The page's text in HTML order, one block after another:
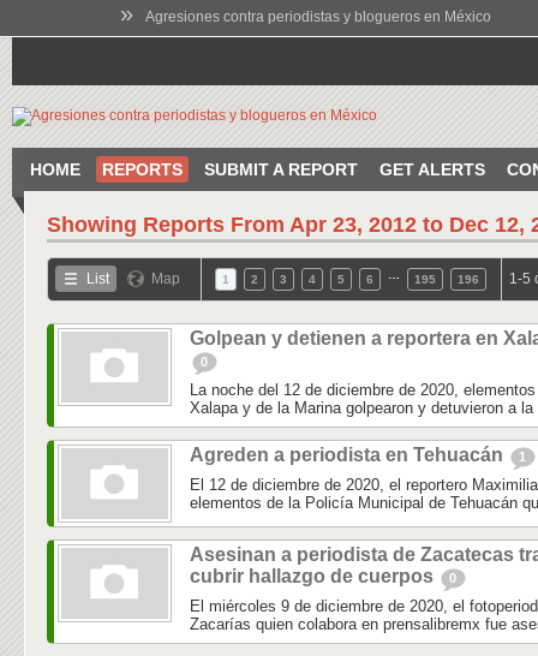
» Agresiones contra periodistas y blogueros en México
HOME REPORTS SUBMIT A REPORT GET ALERTS
Showing Reports From Apr 23, 2012 to Dec 12,
List Map 1 2 3 4 5 6 195 196 1-5
Golpean y detienen a reportera en
0
La noche del 12 de diciembre de 2020,
Xalapa y de la Marina golpearon y detuvieron a la
Agreden a periodista en Tehuacán 1
El 12 de diciembre de 2020, el reportero
elementos de la Policía Municipal de Tehuacán
Asesinan a periodista de Zacatecas
cubrir hallazgo de cuerpos
0
El miércoles 9 de diciembre de 2020, el
Zacarías quien colabora en prensalibremx fue